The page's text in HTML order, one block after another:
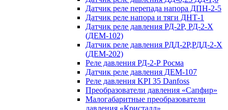
Датчик реле перепада напора ДПН-2-5
Датчик реле напора и тяги ДНТ-1
Датчик реле давления РД-2Р, РД-2-Х
(ДЕМ-102)
Датчик реле давления РДД-2Р,РДД-2-Х
(ДЕМ-202)
Реле давления РД-2-Р Росма
Датчик реле давления ДЕМ-107
Реле давления KPI 35 Danfoss
Преобразователи давления «Сапфир»
Малогабаритные преобразователи
давления «Кристалл»